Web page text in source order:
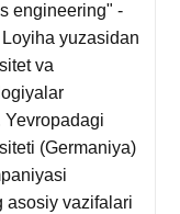
engineering" -
yuzasidan
va
Yevropadagi
(Germaniya)
asosiy vazifalari